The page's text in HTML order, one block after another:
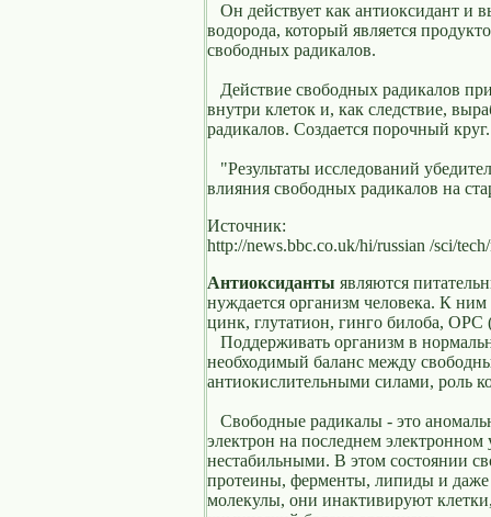
Он действует как антиоксидант и
водорода, который является
свободных радикалов.
Действие свободных радикалов
внутри клеток и, как следствие,
радикалов. Создается порочный круг.
"Результаты исследований
влияния свободных радикалов на
Источник:
http://news.bbc.co.uk/hi/russian /sci/
Антиоксиданты являются
нуждается организм человека. К
цинк, глутатион, гинго билоба, ОРС
Поддерживать организм в
необходимый баланс между
антиокислительными силами, роль
Свободные радикалы - это
электрон на последнем
нестабильными. В этом состоянии
протеины, ферменты, липиды и
молекулы, они инактивируют